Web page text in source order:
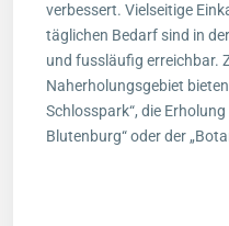
verbessert. Vielseitige
täglichen Bedarf sind in
und fussläufig erreichbar.
Naherholungsgebiet
Schlosspark“, die
Blutenburg“ oder der